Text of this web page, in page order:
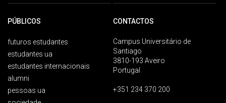
PÚBLICOS
futuros estudantes
estudantes ua
estudantes internacionais
alumni
pessoas ua
CONTACTOS
Campus Universitário de
Santiago
3810-193 Aveiro
Portugal
+351 234 370 200